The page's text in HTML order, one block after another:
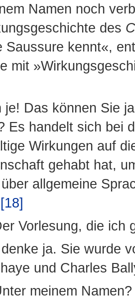
Namen noch
des
Saussure kennt«,
mit
je! Das können Sie
Es handelt sich bei
Wirkungen auf
gehabt hat,
allgemeine
[18]
Vorlesung, die ich
ja. Sie wurde
und Charles
meinem Namen?